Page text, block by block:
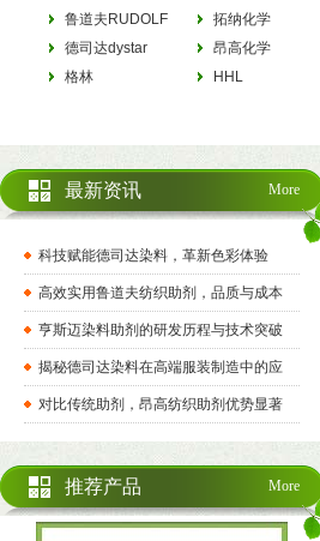
HUNTSMAN
鲁道夫RUDOLF
拓纳化学
tanatexchemicals
德司达dystar
昂高化学
archroma
格林 HHL
More
最新资讯
科技赋能德司达染料，革新色彩体验
高效实用鲁道夫纺织助剂，品质与成本
亨斯迈染料助剂的研发历程与技术突破
揭秘德司达染料在高端服装制造中的应
对比传统助剂，昂高纺织助剂优势显著
More
推荐产品